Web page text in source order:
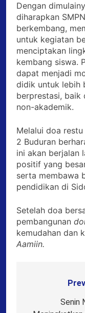
Dengan
diharapkan
berkembang,
untuk kegiatan
menciptakan
kembang siswa.
dapat menjadi
didik untuk lebih
berprestasi, baik
non-akademik.
Melalui doa
2 Buduran
ini akan berjalan
positif yang
serta membawa
pendidikan di
Setelah doa
pembangunan
kemudahan dan
Aamiin.
navigation
Senin